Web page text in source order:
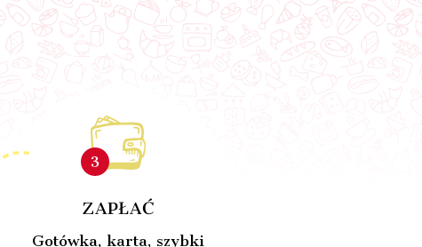
3
ZAPŁAĆ
Gotówka, karta, szybki